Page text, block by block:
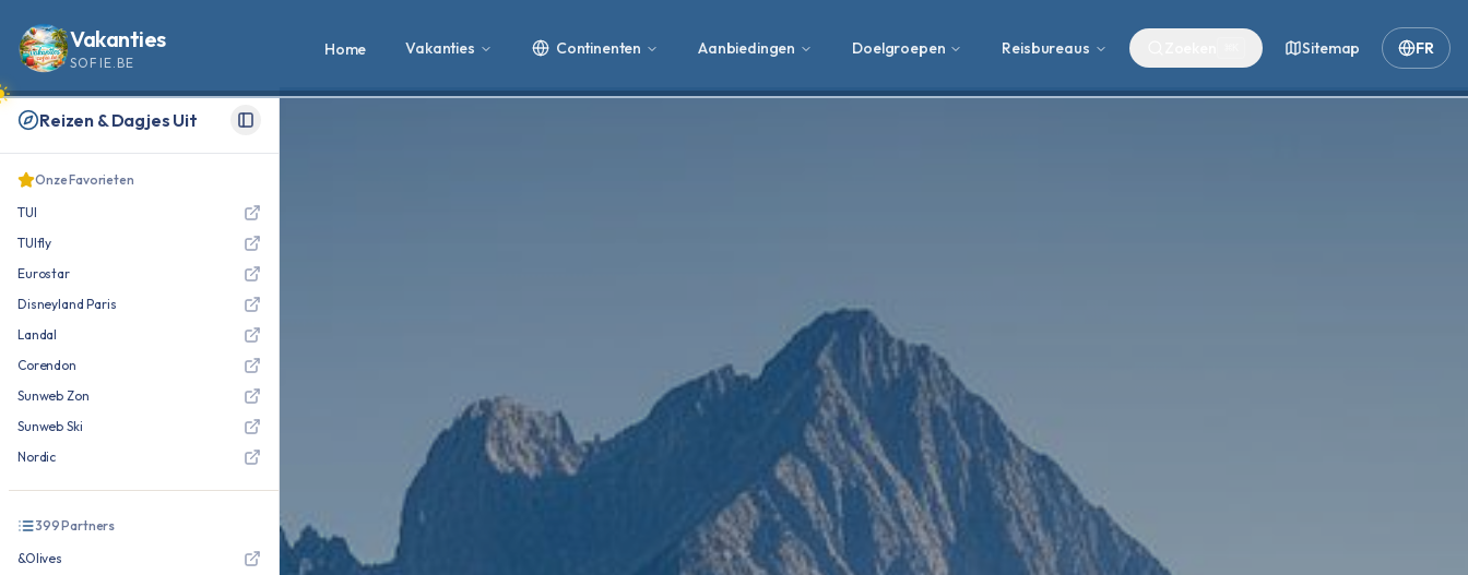
Reizen & Dagjes Uit Toggle Sidebar
Onze Favorieten
TUI
TUIfly
Eurostar
Disneyland Paris
Landal
Corendon
Sunweb Zon
Sunweb Ski
Nordic
399Partners
&Olives
Vakanties
SOFIE.BE
Home Vakanties Continenten Aanbiedingen Doelgroepen Reisbureaus Sitemap FR